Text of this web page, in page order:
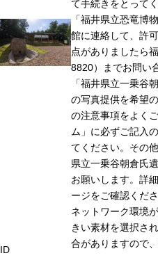
ID
て手続きをとってく
「福井県立恐竜博
館に連絡して、許
点がありましたら
8820）までお問い
「福井県立一乗谷
の写真提供を希望
の注意事項をよく
ム」に必ずご記入
てください。その
県立一乗谷朝倉氏
お願いします。詳
ージをご確認くださ
ネットワーク環境
きい素材を選択さ
合がありますので